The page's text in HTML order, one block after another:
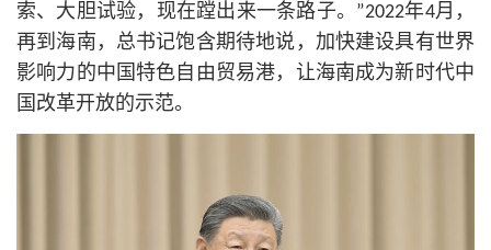
索、大胆试验，现在蹚出来一条路子。”2022年4月，
再到海南， 总书记饱含期待地说，加快建设具有世界
影响力的中国特色自由贸易港，让海南成为新时代中
国改革开放的示范。